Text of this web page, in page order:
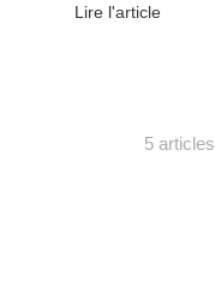
Lire l'article
5 articles